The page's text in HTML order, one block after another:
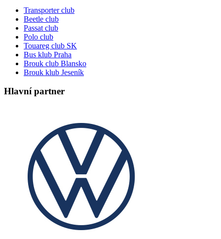
Transporter club
Beetle club
Passat club
Polo club
Touareg club SK
Bus klub Praha
Brouk club Blansko
Brouk klub Jeseník
Hlavní partner